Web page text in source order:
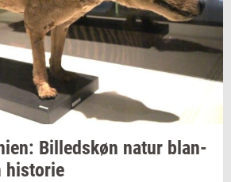
Bil­leds­køn natur blan­
hi­sto­rie